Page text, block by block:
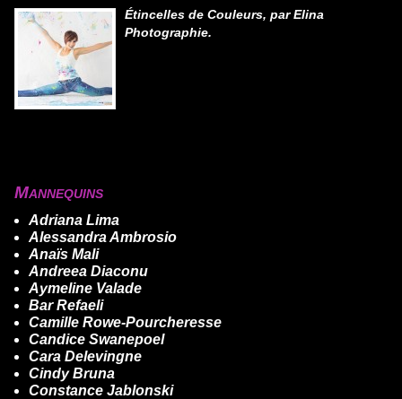
Étincelles de Couleurs, par Elina
Photographie.
Mannequins
Adriana Lima
Alessandra Ambrosio
Anaïs Mali
Andreea Diaconu
Aymeline Valade
Bar Refaeli
Camille Rowe-Pourcheresse
Candice Swanepoel
Cara Delevingne
Cindy Bruna
Constance Jablonski